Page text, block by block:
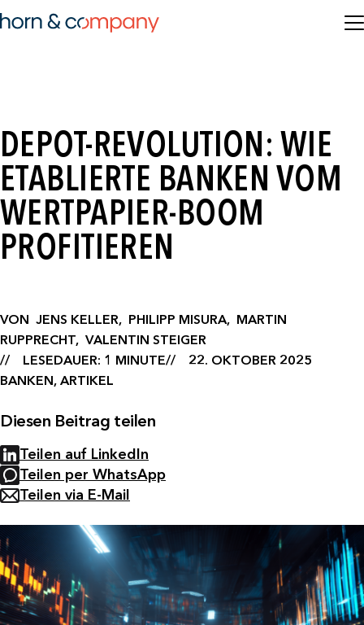
DEPOT-REVOLUTION: WIE
ETABLIERTE BANKEN VOM
WERTPAPIER-BOOM
PROFITIEREN
VON JENS KELLER, PHILIPP MISURA, MARTIN
RUPPRECHT, VALENTIN STEIGER
LESEDAUER: 1 MINUTE
22. OKTOBER 2025
BANKEN, ARTIKEL
Diesen Beitrag teilen
Teilen auf LinkedIn
Teilen per WhatsApp
Teilen via E-Mail